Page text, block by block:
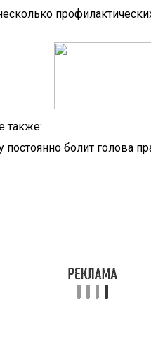
также:
постоянно болит голова